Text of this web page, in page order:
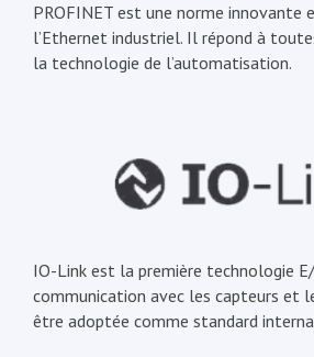
PROFINET est une norme innovante
l’Ethernet industriel. Il répond à
la technologie de l’automatisation.
IO-Link est la première technologie
communication avec les capteurs et
être adoptée comme standard